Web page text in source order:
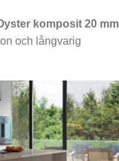
komposit 20 mm
och långvarig